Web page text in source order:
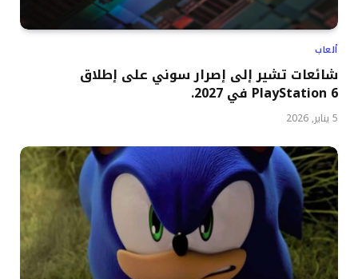
ألعاب
شائعات تشير إلى إصرار سوني على إطلاق
PlayStation 6 في 2027.
5 يناير, 2026